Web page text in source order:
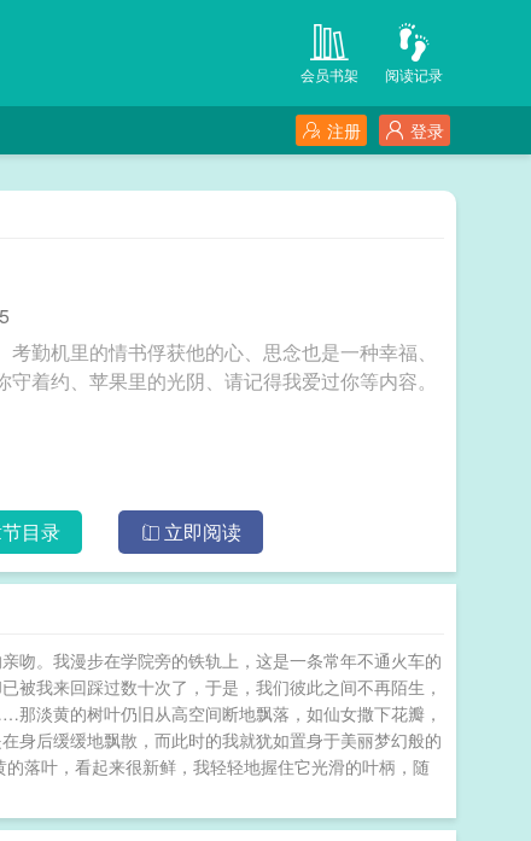
阅读记录
会员书架
登录
注册
勤机里的情书俘获他的心、思念也是一种幸福、
着约、苹果里的光阴、请记得我爱过你等内容。
目录 立即阅读
吻。我漫步在学院旁的铁轨上，这是一条常年不通火车的
被我来回踩过数十次了，于是，我们彼此之间不再陌生，
淡黄的树叶仍旧从高空间断地飘落，如仙女撒下花瓣，
身后缓缓地飘散，而此时的我就犹如置身于美丽梦幻般的
落叶，看起来很新鲜，我轻轻地握住它光滑的叶柄，随